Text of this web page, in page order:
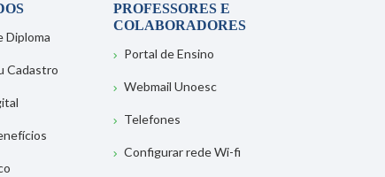
Diploma
Cadastro
PROFESSORES E
COLABORADORES
Portal de Ensino
Webmail Unoesc
Telefones
Configurar rede Wi-fi